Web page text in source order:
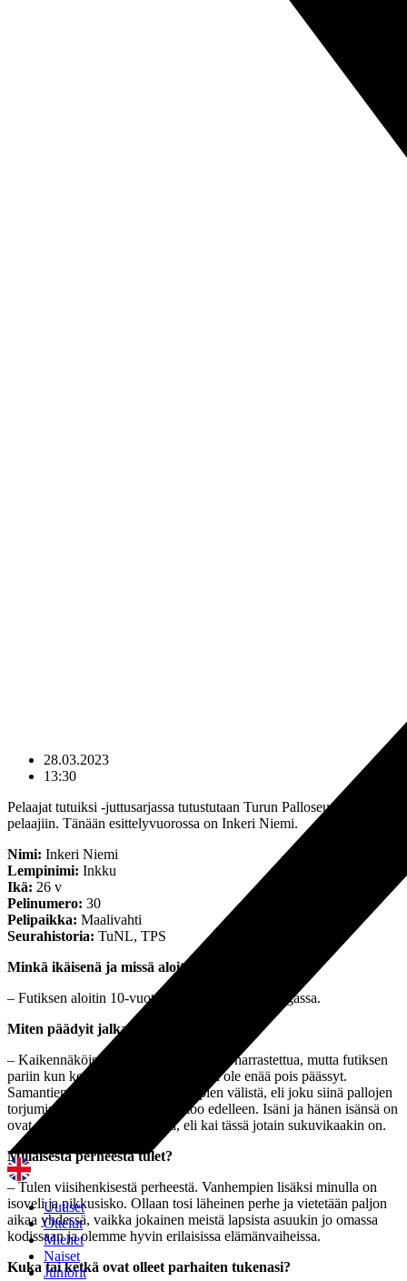
Uutiset
Ottelut
Miehet
Naiset
Juniorit
28.03.2023
13:30
Pelaajat tutuiksi -juttusarjassa tutustutaan Turun Palloseuran
pelaajiin. Tänään esittelyvuorossa on Inkeri Niemi.
Nimi: Inkeri Niemi
Lempinimi: Inkku
Ikä: 26 v
Pelinumero: 30
Pelipaikka: Maalivahti
Seurahistoria: TuNL, TPS
Minkä ikäisenä ja missä aloitit jalkapallon?
– Futiksen aloitin 10-vuotiaana Turun Nappulaliigassa.
Miten päädyit jalkapallon pariin?
– Kaikennäköistä on tullut pienempänä harrastettua, mutta futiksen
pariin kun kerran vietiin, niin sieltä ei ole enää pois päässyt.
Samantien löysin itseni myös tolppien välistä, eli joku siinä pallojen
torjumisessa kiehtoi heti ja kiehtoo edelleen. Isäni ja hänen isänsä on
ovat myös olleet maalivahteja, eli kai tässä jotain sukuvikaakin on.
Millaisesta perheestä tulet?
– Tulen viisihenkisestä perheestä. Vanhempien lisäksi minulla on
isoveli ja pikkusisko. Ollaan tosi läheinen perhe ja vietetään paljon
aikaa yhdessä, vaikka jokainen meistä lapsista asuukin jo omassa
kodissaan ja olemme hyvin erilaisissa elämänvaiheissa.
Kuka tai ketkä ovat olleet parhaiten tukenasi?